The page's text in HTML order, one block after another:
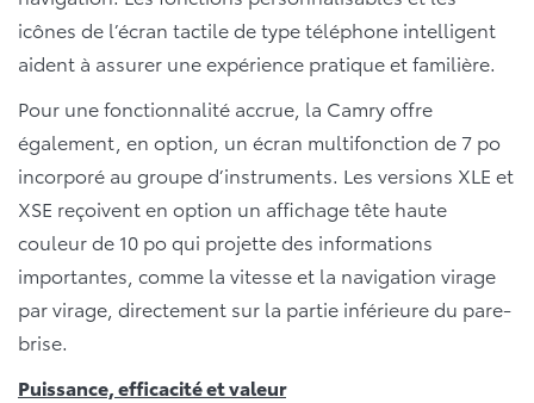
icônes de l’écran tactile de type téléphone intelligent
aident à assurer une expérience pratique et familière.
Pour une fonctionnalité accrue, la Camry offre
également, en option, un écran multifonction de 7 po
incorporé au groupe d’instruments. Les versions XLE et
XSE reçoivent en option un affichage tête haute
couleur de 10 po qui projette des informations
importantes, comme la vitesse et la navigation virage
par virage, directement sur la partie inférieure du pare-
brise.
Puissance, efficacité et valeur